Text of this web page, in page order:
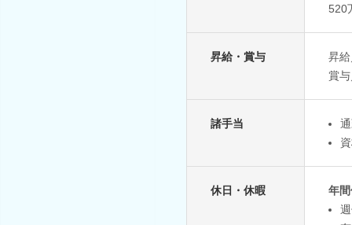
520
昇給・賞与
昇
賞
諸手当
休日・休暇
年